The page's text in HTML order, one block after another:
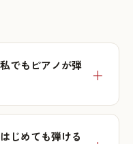
でもピアノが弾
じめても弾ける